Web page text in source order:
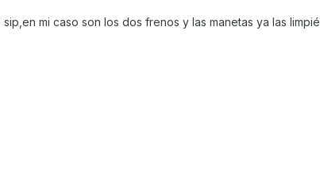
mi caso son los dos frenos y las manetas ya las limpié